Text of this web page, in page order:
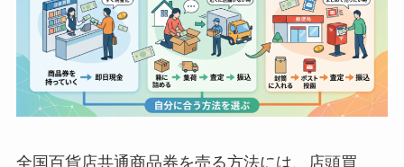
全国百貨店共通商品券を売る方法には、店頭買